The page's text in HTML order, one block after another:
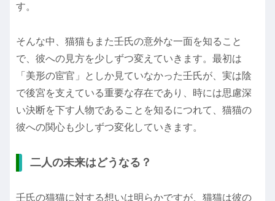
す。
そんな中、猫猫もまた壬氏の意外な一面を知ること
で、彼への見方を少しずつ変えていきます。最初は
「美形の宦官」としか見ていなかった壬氏が、実は陰
で後宮を支えている重要な存在であり、時には思慮深
い決断を下す人物であることを知るにつれて、猫猫の
彼への関心も少しずつ変化していきます。
二人の未来はどうなる？
壬氏の猫猫に対する想いは明らかですが、猫猫は彼の